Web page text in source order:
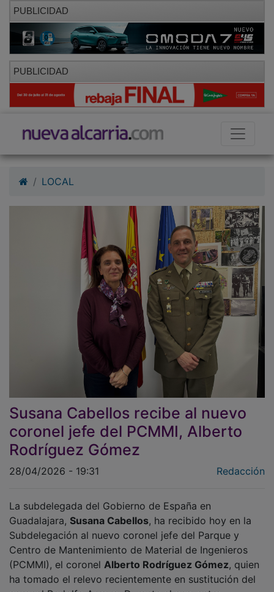
PUBLICIDAD
PUBLICIDAD
Susana Cabellos recibe al nuevo
coronel jefe del PCMMI, Alberto
Rodríguez Gómez
28/04/2026 - 19:31
Guadalajara,Susana Cabellos , ha recibido hoy en la
Subdelegación al nuevo coronel jefe del Parque y
Centro de Mantenimiento de Material de Ingenieros
(PCMMI), el coronelAlberto Rodríguez Gómez, quien
ha tomado el relevo recientemente en sustitución del
coronel Rodolfo Arroyo. Durante el encuentro